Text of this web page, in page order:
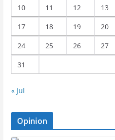
10 11 12 13
17 18 19 20
24 25 26 27
31
« Jul
Opinion